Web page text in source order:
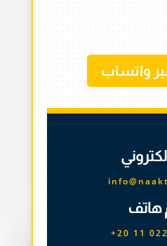
واتساب
هاتف
+20 11